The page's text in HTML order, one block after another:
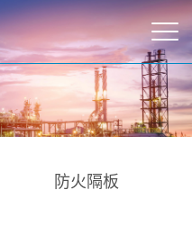
防火隔板